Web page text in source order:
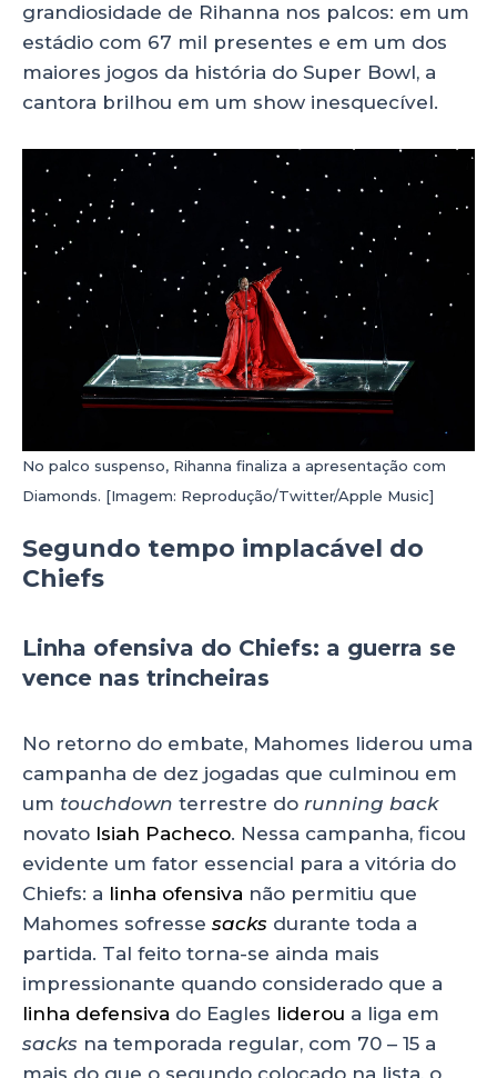
grandiosidade de Rihanna nos palcos: em um
estádio com 67 mil presentes e em um dos
maiores jogos da história do Super Bowl, a
cantora brilhou em um show inesquecível.
No palco suspenso, Rihanna finaliza a apresentação com
Diamonds. [Imagem: Reprodução/Twitter/Apple Music]
Segundo tempo implacável do
Chiefs
Linha ofensiva do Chiefs: a guerra se
vence nas trincheiras
No retorno do embate, Mahomes liderou uma
campanha de dez jogadas que culminou em
um touchdown terrestre do running back
novato Isiah Pacheco. Nessa campanha, ficou
evidente um fator essencial para a vitória do
Chiefs: a linha ofensiva não permitiu que
Mahomes sofresse sacks durante toda a
partida. Tal feito torna-se ainda mais
impressionante quando considerado que a
linha defensiva do Eagles liderou a liga em
sacks na temporada regular, com 70 – 15 a
mais do que o segundo colocado na lista, o